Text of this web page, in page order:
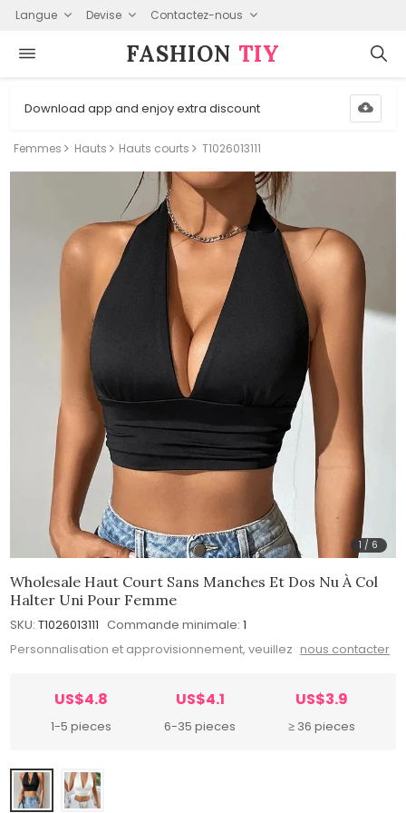
Langue Devise Contactez-nous
FASHION⁠ TIY
Download app and enjoy extra discount
Femmes Hauts Hauts courts T1026013111
1 / 6
Wholesale Haut Court Sans Manches Et Dos Nu À Col
Halter Uni Pour Femme
SKU: T1026013111 Commande minimale: 1
Personnalisation et approvisionnement, veuillez nous contacter
US$4.8
1-5 pieces
US$4.1
6-35 pieces
US$3.9
≥ 36 pieces